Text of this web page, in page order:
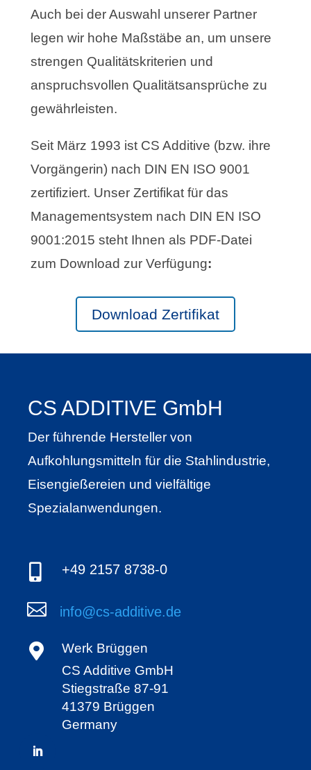
Auch bei der Auswahl unserer Partner
legen wir hohe Maßstäbe an, um unsere
strengen Qualitätskriterien und
anspruchsvollen Qualitätsansprüche zu
gewährleisten.
Seit März 1993 ist CS Additive (bzw. ihre
Vorgängerin) nach DIN EN ISO 9001
zertifiziert. Unser Zertifikat für das
Managementsystem nach DIN EN ISO
9001:2015 steht Ihnen als PDF-Datei
zum Download zur Verfügung:
Download Zertifikat
CS ADDITIVE GmbH
Der führende Hersteller von
Aufkohlungsmitteln für die Stahlindustrie,
Eisengießereien und vielfältige
Spezialanwendungen.
 +49 2157 8738-0
 info@cs-additive.de

Werk Brüggen
CS Additive GmbH
Stiegstraße 87-91
41379 Brüggen
Germany